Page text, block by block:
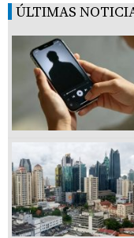
ÚLTIMAS